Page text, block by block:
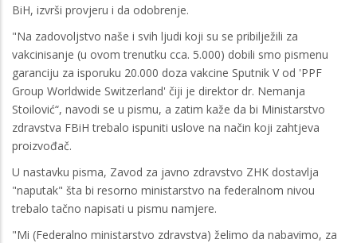
BiH, izvrši provjeru i da odobrenje.
"Na zadovoljstvo naše i svih ljudi koji su se pribilježili za
vakcinisanje (u ovom trenutku cca. 5.000) dobili smo pismenu
garanciju za isporuku 20.000 doza vakcine Sputnik V od 'PPF
Group Worldwide Switzerland' čiji je direktor dr. Nemanja
Stoilović“, navodi se u pismu, a zatim kaže da bi Ministarstvo
zdravstva FBiH trebalo ispuniti uslove na način koji zahtjeva
proizvođač.
U nastavku pisma, Zavod za javno zdravstvo ZHK dostavlja
"naputak" šta bi resorno ministarstvo na federalnom nivou
trebalo tačno napisati u pismu namjere.
"Mi (Federalno ministarstvo zdravstva) želimo da nabavimo, za